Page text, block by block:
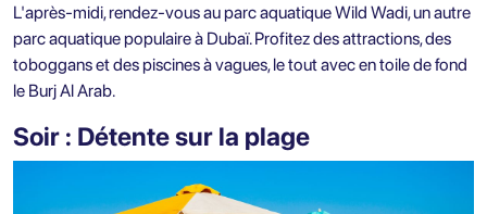
L'après-midi, rendez-vous au parc aquatique Wild Wadi, un autre
parc aquatique populaire à Dubaï. Profitez des attractions, des
toboggans et des piscines à vagues, le tout avec en toile de fond
le Burj Al Arab.
Soir : Détente sur la plage